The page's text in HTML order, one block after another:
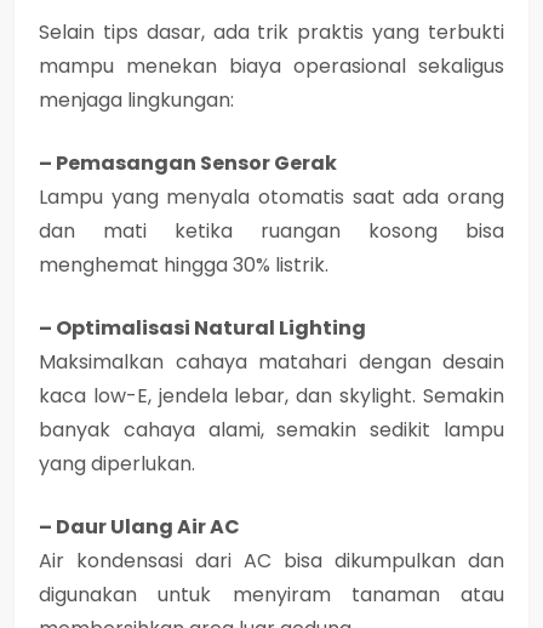
Selain tips dasar, ada trik praktis yang terbukti
mampu menekan biaya operasional sekaligus
menjaga lingkungan:
– Pemasangan Sensor Gerak
Lampu yang menyala otomatis saat ada orang
dan mati ketika ruangan kosong bisa
menghemat hingga 30% listrik.
– Optimalisasi Natural Lighting
Maksimalkan cahaya matahari dengan desain
kaca low-E, jendela lebar, dan skylight. Semakin
banyak cahaya alami, semakin sedikit lampu
yang diperlukan.
– Daur Ulang Air AC
Air kondensasi dari AC bisa dikumpulkan dan
digunakan untuk menyiram tanaman atau